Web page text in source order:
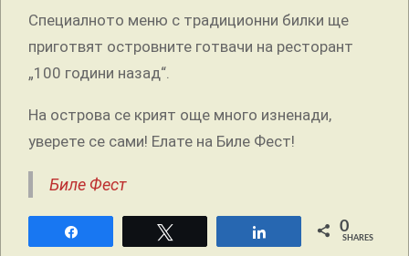
Специалното меню с традиционни билки ще
приготвят островните готвачи на ресторант
„100 години назад“.
На острова се крият още много изненади,
уверете се сами! Елате на Биле Фест!
Биле Фест
0
SHARES